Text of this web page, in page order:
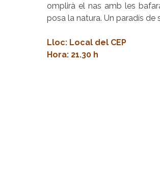
omplirà el nas amb les
posa la natura. Un paradís de
Lloc: Local del CEP
Hora: 21.30 h